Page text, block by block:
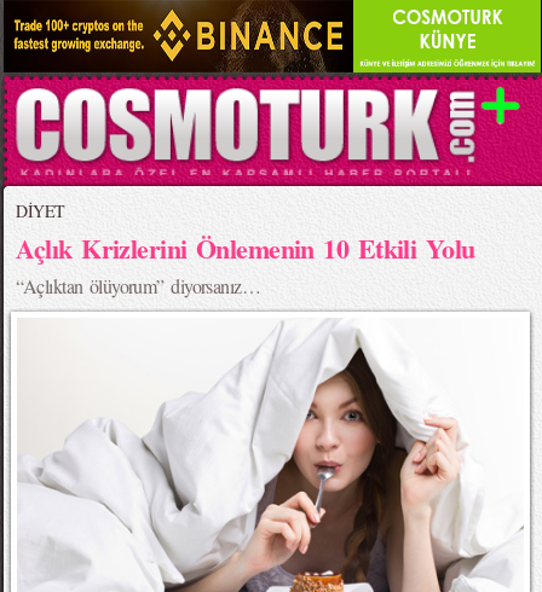
DİYET
Açlık Krizlerini Önlemenin 10 Etkili Yolu
“Açlıktan ölüyorum” diyorsanız…